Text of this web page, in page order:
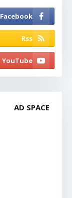
AD SPACE